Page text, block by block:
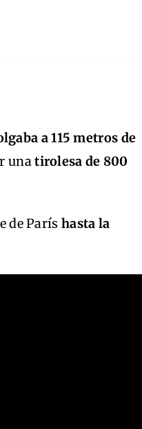
a 115 metros de
unatirolesa de 800
de París hasta la